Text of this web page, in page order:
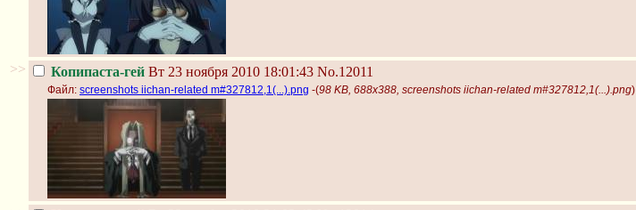
>> Копипаста-гей Вт 23 ноября 2010 18:01:43 No.12011
Файл: screenshots iichan-related m#327812,1(...).png -(98 KB, 688x388, screenshots iichan-related m#327812,1(...).png)